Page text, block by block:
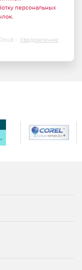
за счет
на
вложений в
к папкам:
персональных
.
- Уведомление